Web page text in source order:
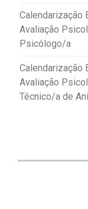
Calendarização
Avaliação
Psicólogo/a
Calendarização
Avaliação
Técnico/a de